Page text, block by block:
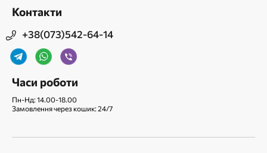
Контакти
+38(073)542-64-14
Часи роботи
Пн-Нд: 14.00-18.00
Замовлення через кошик: 24/7